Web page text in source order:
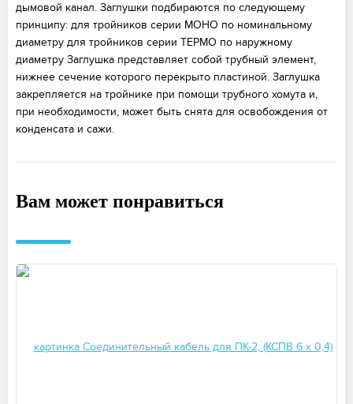
дымовой канал. Заглушки подбираются по следующему
принципу: для тройников серии МОНО по номинальному
диаметру для тройников серии ТЕРМО по наружному
диаметру Заглушка представляет собой трубный элемент,
нижнее сечение которого перекрыто пластиной. Заглушка
закрепляется на тройнике при помощи трубного хомута и,
при необходимости, может быть снята для освобождения от
конденсата и сажи.
Вам может понравиться